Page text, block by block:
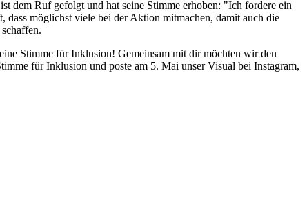
dem Ruf gefolgt und hat seine Stimme erhoben: "Ich fordere ein
dass möglichst viele bei der Aktion mitmachen, damit auch die
Stimme für Inklusion! Gemeinsam mit dir möchten wir den
für Inklusion und poste am 5. Mai unser Visual bei Instagram,